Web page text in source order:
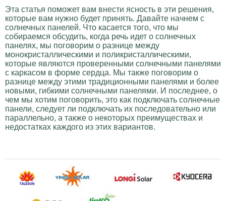
Эта статья поможет вам внести ясность в эти решения,
которые вам нужно будет принять. Давайте начнем с
солнечных панелей. Что касается того, что мы
собираемся обсудить, когда речь идет о солнечных
панелях, мы поговорим о разнице между
монокристаллическими и поликристаллическими,
которые являются проверенными солнечными панелями
с каркасом в форме сердца. Мы также поговорим о
разнице между этими традиционными панелями и более
новыми, гибкими солнечными панелями. И последнее, о
чем мы хотим поговорить, это как подключать солнечные
панели, следует ли подключать их последовательно или
параллельно, а также о некоторых преимуществах и
недостатках каждого из этих вариантов.